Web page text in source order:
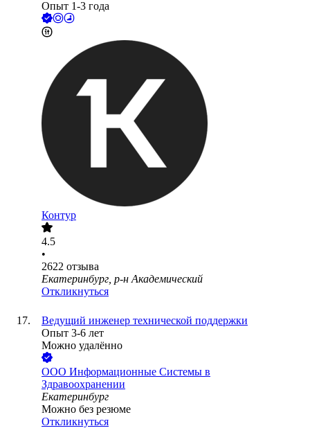
Опыт 1-3 года
Контур
4.5
•
2622 отзыва
Екатеринбург, р-н Академический
Откликнуться
Ведущий инженер технической поддержки
Опыт 3-6 лет
Можно удалённо
ООО Информационные Системы в
Здравоохранении
Екатеринбург
Можно без резюме
Откликнуться